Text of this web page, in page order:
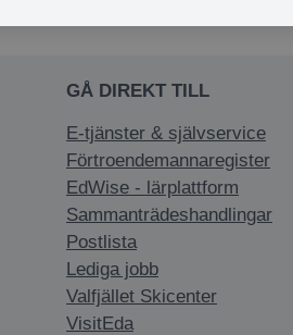
GÅ DIREKT TILL
E-tjänster & självservice
Förtroendemannaregister
EdWise - lärplattform
Sammanträdeshandlingar
Postlista
Lediga jobb
Valfjället Skicenter
VisitEda